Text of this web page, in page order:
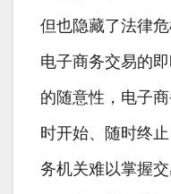
但也隐藏了法律
电子商务交易的
的随意性，电子
时开始、随时终
务机关难以掌握